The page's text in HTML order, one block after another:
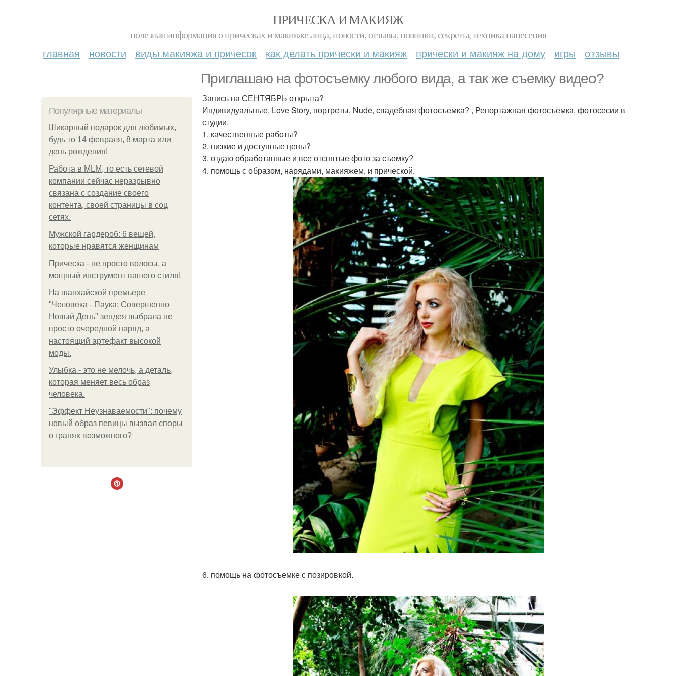
ПРИЧЕСКА И МАКИЯЖ
полезная информация о прическах и макияже лица, новости, отзывы, новинки, секреты, техника нанесения
главная новости виды макияжа и причесок как делать прически и макияж прически и макияж на дому игры отзывы
Приглашаю на фотосъемку любого вида, а так же съемку видео?
Популярные материалы
Шикарный подарок для любимых,
будь то 14 февраля, 8 марта или
день рождения!
Работа в MLM, то есть сетевой
компании сейчас неразрывно
связана с создание своего
контента, своей страницы в соц
сетях.
Мужской гардероб: 6 вещей,
которые нравятся женщинам
Прическа - не просто волосы, а
мощный инструмент вашего стиля!
На шанхайской премьере
"Человека - Паука: Совершенно
Новый День" зендея выбрала не
просто очередной наряд, а
настоящий артефакт высокой
моды.
Улыбка - это не мелочь, а деталь,
которая меняет весь образ
человека.
"Эффект Неузнаваемости": почему
новый образ певицы вызвал споры
о гранях возможного?
Запись на СЕНТЯБРЬ открыта?
Индивидуальные, Love Story, портреты, Nude, свадебная фотосъемка? , Репортажная фотосъемка, фотосесии в
студии.
1. качественные работы?
2. низкие и доступные цены?
3. отдаю обработанные и все отснятые фото за съемку?
4. помощь с образом, нарядами, макияжем, и прической.
6. помощь на фотосъемке с позировкой.